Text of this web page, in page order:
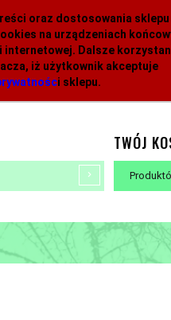
oraz dostosowania sklepu
na urządzeniach
Dalsze
iż użytkownik akceptuje
i sklepu.
TWÓJ